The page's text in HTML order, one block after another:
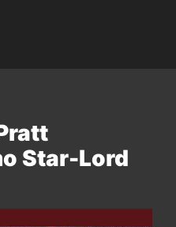
Star-Lord